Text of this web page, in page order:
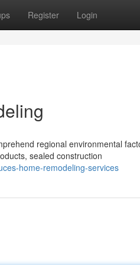
Register Login
regional environmental
sealed construction
home-remodeling-services